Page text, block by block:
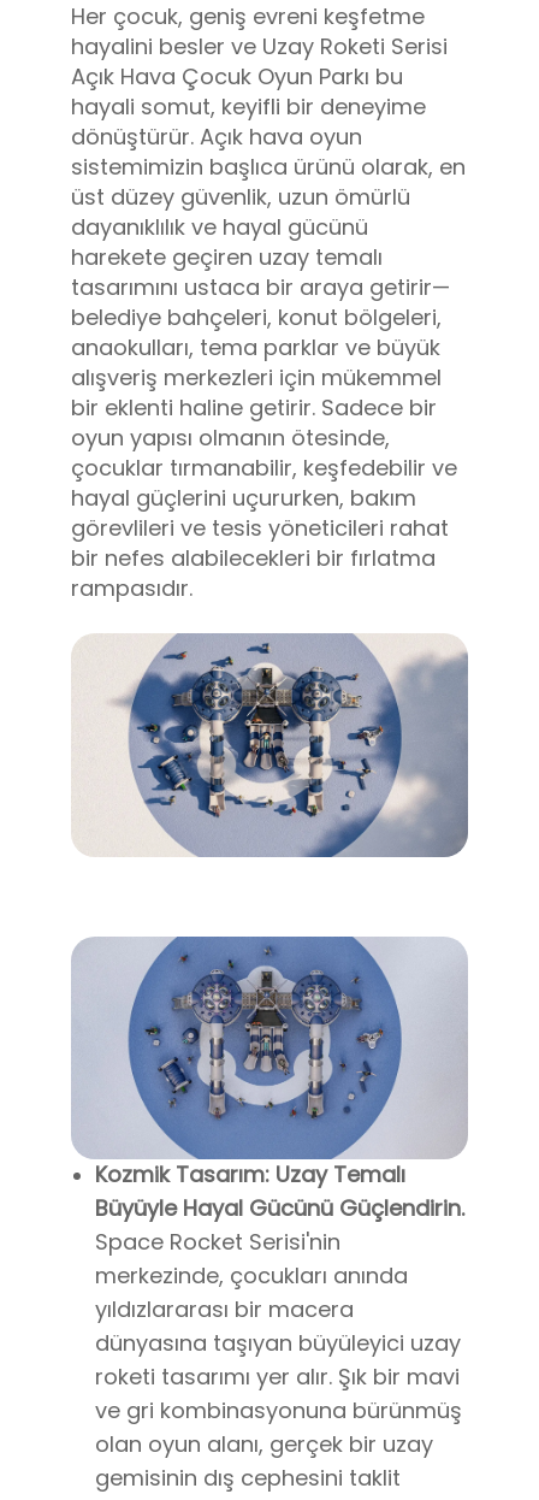
Her çocuk, geniş evreni keşfetme
hayalini besler ve Uzay Roketi Serisi
Açık Hava Çocuk Oyun Parkı bu
hayali somut, keyifli bir deneyime
dönüştürür. Açık hava oyun
sistemimizin başlıca ürünü olarak, en
üst düzey güvenlik, uzun ömürlü
dayanıklılık ve hayal gücünü
harekete geçiren uzay temalı
tasarımını ustaca bir araya getirir—
belediye bahçeleri, konut bölgeleri,
anaokulları, tema parklar ve büyük
alışveriş merkezleri için mükemmel
bir eklenti haline getirir. Sadece bir
oyun yapısı olmanın ötesinde,
çocuklar tırmanabilir, keşfedebilir ve
hayal güçlerini uçururken, bakım
görevlileri ve tesis yöneticileri rahat
bir nefes alabilecekleri bir fırlatma
rampasıdır.
Kozmik Tasarım: Uzay Temalı
Büyüyle Hayal Gücünü Güçlendirin.
Space Rocket Serisi'nin
merkezinde, çocukları anında
yıldızlararası bir macera
dünyasına taşıyan büyüleyici uzay
roketi tasarımı yer alır. Şık bir mavi
ve gri kombinasyonuna bürünmüş
olan oyun alanı, gerçek bir uzay
gemisinin dış cephesini taklit